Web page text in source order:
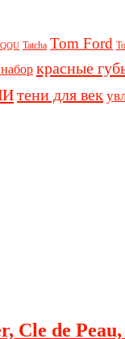
Tatcha Tom Ford
красные
тени для век
Cle de